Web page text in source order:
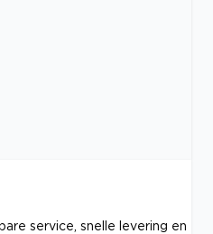
service, snelle levering en